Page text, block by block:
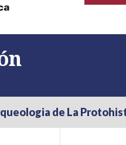
de La